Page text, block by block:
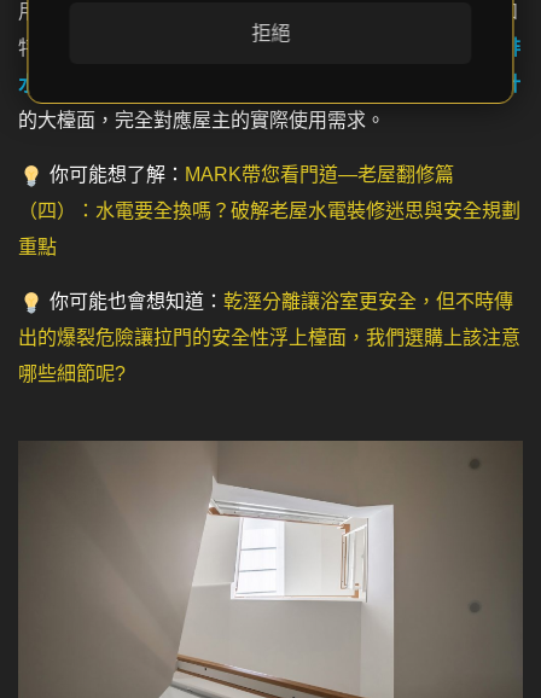
用了
，色調與接縫極為接近，營造出如
特殊塗料般的高級感。乾濕分離區域透過
嵌入磁磚的線性排
水設計
雙插座設計
的大檯面，完全對應屋主的實際使用需求。
你可能想了解： MARK帶您看門道—老屋翻修篇
（四）：水電要全換嗎？破解老屋水電裝修迷思與安全規劃
重點
你可能也會想知道： 乾溼分離讓浴室更安全，但不時傳
出的爆裂危險讓拉門的安全性浮上檯面，我們選購上該注意
哪些細節呢?
拒絕